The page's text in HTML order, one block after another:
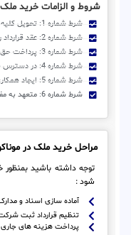
شروط و الزامات خرید ملک
شرط شماره 1: تحویل کلیه اسناد و مدارک متقاضی
شرط شماره 2: عقد قرارداد رسمی با موسسه ثبتا
شرط شماره 3: پرداخت حق الثبت و اجرا
شرط شماره 4: در دسترس بودن متقاضی
شرط شماره 5: ایجاد همکاری لازم در طی فرایند ثبت
شرط شماره 6: متعهد به مفاد قرارداد منعقده
مراحل خرید ملک در
توجه داشته باشید
شود :
آماده سازی اسناد و
تنظیم قرارداد ثبت
پرداخت هزینه های جاری